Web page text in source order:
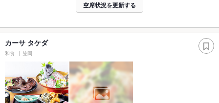
空席状況を更新する
カーサ タケダ
和食 笠岡